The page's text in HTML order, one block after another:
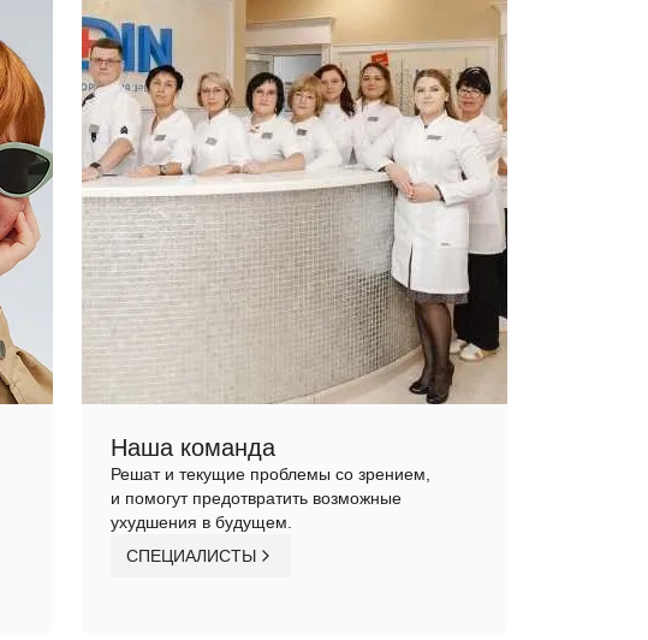
Наша команда
Решат и текущие проблемы со зрением,
и помогут предотвратить возможные
ухудшения в будущем.
СПЕЦИАЛИСТЫ